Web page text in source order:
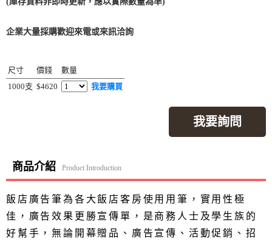
企業大量採購歡迎來電或來訊洽詢
尺寸 價錢
數量
1000支 $4620 我要購買
我要詢問
商品介紹 Product Introduction
飯店廣告筆為各大飯店客房使用用筆，實用性極
佳，廣告效果更勝宣傳單，是商務人士及學生族的
好幫手，無論開幕贈品、廣告宣傳、活動促銷、招